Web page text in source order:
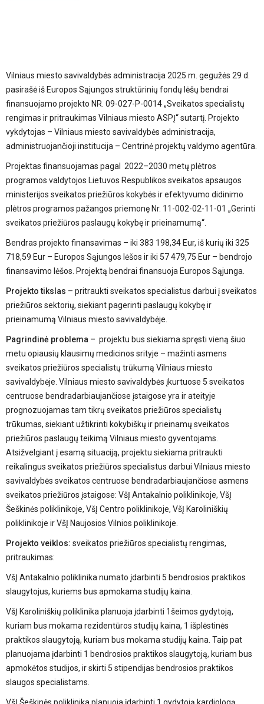
Vilniaus miesto savivaldybės administracija 2025 m. gegužės 29 d.
pasirašė iš Europos Sąjungos struktūrinių fondų lėšų bendrai
finansuojamo projekto NR. 09-027-P-0014 „Sveikatos specialistų
rengimas ir pritraukimas Vilniaus miesto ASPĮ“ sutartį. Projekto
vykdytojas – Vilniaus miesto savivaldybės administracija,
administruojančioji institucija – Centrinė projektų valdymo agentūra.
Projektas finansuojamas pagal 2022–2030 metų plėtros
programos valdytojos Lietuvos Respublikos sveikatos apsaugos
ministerijos sveikatos priežiūros kokybės ir efektyvumo didinimo
plėtros programos pažangos priemonę Nr. 11-002-02-11-01 „Gerinti
sveikatos priežiūros paslaugų kokybę ir prieinamumą“.
Bendras projekto finansavimas – iki 383 198,34 Eur, iš kurių iki 325
718,59 Eur – Europos Sąjungos lėšos ir iki 57 479,75 Eur – bendrojo
finansavimo lėšos. Projektą bendrai finansuoja Europos Sąjunga.
Projekto tikslas – pritraukti sveikatos specialistus darbui į sveikatos
priežiūros sektorių, siekiant pagerinti paslaugų kokybę ir
prieinamumą Vilniaus miesto savivaldybėje.
Pagrindinė problema – projektu bus siekiama spręsti vieną šiuo
metu opiausių klausimų medicinos srityje – mažinti asmens
sveikatos priežiūros specialistų trūkumą Vilniaus miesto
savivaldybėje. Vilniaus miesto savivaldybės įkurtuose 5 sveikatos
centruose bendradarbiaujančiose įstaigose yra ir ateityje
prognozuojamas tam tikrų sveikatos priežiūros specialistų
trūkumas, siekiant užtikrinti kokybiškų ir prieinamų sveikatos
priežiūros paslaugų teikimą Vilniaus miesto gyventojams.
Atsižvelgiant į esamą situaciją, projektu siekiama pritraukti
reikalingus sveikatos priežiūros specialistus darbui Vilniaus miesto
savivaldybės sveikatos centruose bendradarbiaujančiose asmens
sveikatos priežiūros įstaigose: VšĮ Antakalnio poliklinikoje, VšĮ
Šeškinės poliklinikoje, VšĮ Centro poliklinikoje, VšĮ Karoliniškių
poliklinikoje ir VšĮ Naujosios Vilnios poliklinikoje.
Projekto veiklos: sveikatos priežiūros specialistų rengimas,
pritraukimas:
VšĮ Antakalnio poliklinika numato įdarbinti 5 bendrosios praktikos
slaugytojus, kuriems bus apmokama studijų kaina.
VšĮ Karoliniškių poliklinika planuoja įdarbinti 1šeimos gydytoją,
kuriam bus mokama rezidentūros studijų kaina, 1 išplėstinės
praktikos slaugytoją, kuriam bus mokama studijų kaina. Taip pat
planuojama įdarbinti 1 bendrosios praktikos slaugytoją, kuriam bus
apmokėtos studijos, ir skirti 5 stipendijas bendrosios praktikos
slaugos specialistams.
VšĮ Šeškinės poliklinika planuoja įdarbinti 1 gydytoją kardiologą,